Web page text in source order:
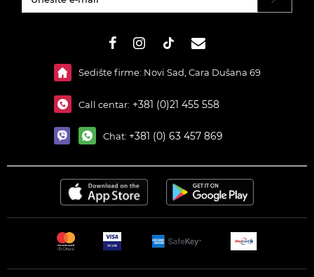
Sedište firme: Novi Sad, Cara Dušana 69
Call centar: +381 (0)21 455 558
Chat: +381 (0) 63 457 869